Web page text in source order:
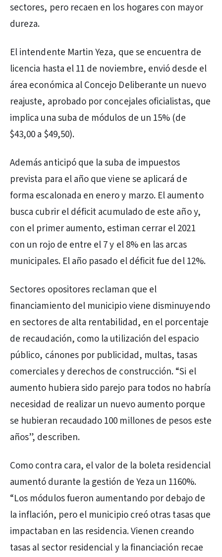
sectores, pero recaen en los hogares con mayor
dureza.
El intendente Martin Yeza, que se encuentra de
licencia hasta el 11 de noviembre, envió desde el
área económica al Concejo Deliberante un nuevo
reajuste, aprobado por concejales oficialistas, que
implica una suba de módulos de un 15% (de
$43,00 a $49,50).
Además anticipó que la suba de impuestos
prevista para el año que viene se aplicará de
forma escalonada en enero y marzo. El aumento
busca cubrir el déficit acumulado de este año y,
con el primer aumento, estiman cerrar el 2021
con un rojo de entre el 7 y el 8% en las arcas
municipales. El año pasado el déficit fue del 12%.
Sectores opositores reclaman que el
financiamiento del municipio viene disminuyendo
en sectores de alta rentabilidad, en el porcentaje
de recaudación, como la utilización del espacio
público, cánones por publicidad, multas, tasas
comerciales y derechos de construcción. “Si el
aumento hubiera sido parejo para todos no habría
necesidad de realizar un nuevo aumento porque
se hubieran recaudado 100 millones de pesos este
años”, describen.
Como contra cara, el valor de la boleta residencial
aumentó durante la gestión de Yeza un 1160%.
“Los módulos fueron aumentando por debajo de
la inflación, pero el municipio creó otras tasas que
impactaban en las residencia. Vienen creando
tasas al sector residencial y la financiación recae